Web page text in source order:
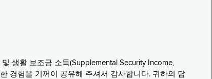
생활 보조금 소득(Supplemental Security Income,
경험을 기꺼이 공유해 주셔서 감사합니다. 귀하의 답